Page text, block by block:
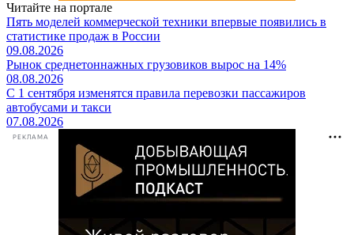
Читайте на портале
Пять моделей коммерческой техники впервые появились в
статистике продаж в России
09.08.2026
Рынок среднетоннажных грузовиков вырос на 14%
08.08.2026
С 1 сентября изменятся правила перевозки пассажиров
автобусами и такси
07.08.2026
РЕКЛАМА